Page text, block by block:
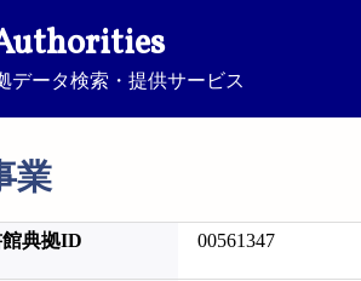
データ検索・提供サービス
業
典拠ID 00561347